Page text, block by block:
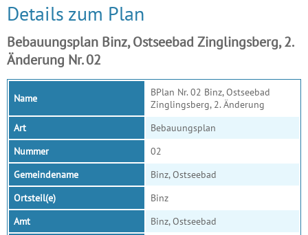
Details zum Plan
Bebauungsplan Binz, Ostseebad Zinglingsberg, 2.
Änderung Nr. 02
Name
BPlan Nr. 02 Binz, Ostseebad
Zinglingsberg, 2. Änderung
Art
Bebauungsplan
Nummer
02
Gemeindename
Binz, Ostseebad
Ortsteil(e)
Binz
Amt
Binz, Ostseebad